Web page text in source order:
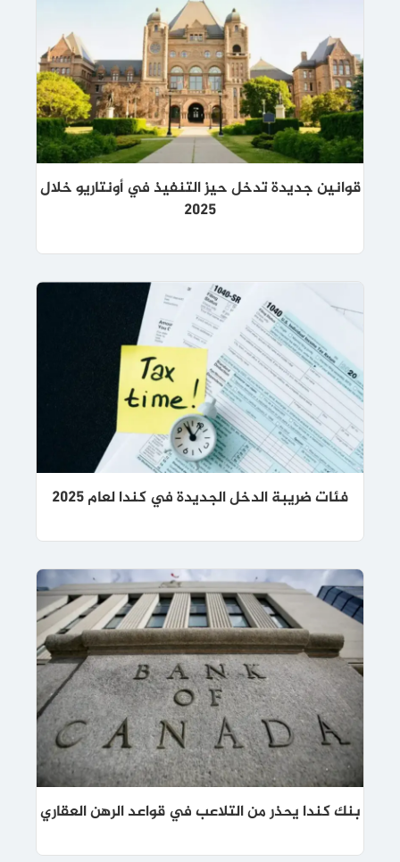
قوانين جديدة تدخل حيز التنفيذ في أونتاريو خلال
2025
فئات ضريبة الدخل الجديدة في كندا لعام 2025
بنك كندا يحذر من التلاعب في قواعد الرهن العقاري